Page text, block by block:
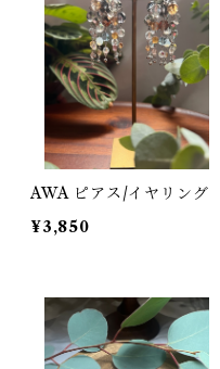
AWA ピアス/イヤリング
¥3,850